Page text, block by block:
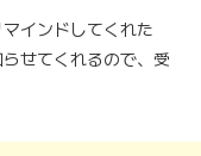
インドしてくれた
せてくれるので、受